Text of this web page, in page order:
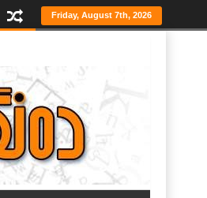
Friday, August 7th, 2026